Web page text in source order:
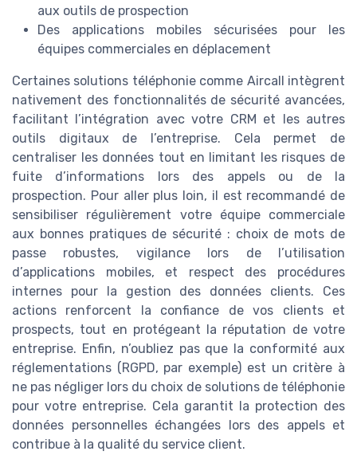
aux outils de prospection
Des applications mobiles sécurisées pour les
équipes commerciales en déplacement
Certaines solutions téléphonie comme Aircall intègrent
nativement des fonctionnalités de sécurité avancées,
facilitant l’intégration avec votre CRM et les autres
outils digitaux de l’entreprise. Cela permet de
centraliser les données tout en limitant les risques de
fuite d’informations lors des appels ou de la
prospection. Pour aller plus loin, il est recommandé de
sensibiliser régulièrement votre équipe commerciale
aux bonnes pratiques de sécurité : choix de mots de
passe robustes, vigilance lors de l’utilisation
d’applications mobiles, et respect des procédures
internes pour la gestion des données clients. Ces
actions renforcent la confiance de vos clients et
prospects, tout en protégeant la réputation de votre
entreprise. Enfin, n’oubliez pas que la conformité aux
réglementations (RGPD, par exemple) est un critère à
ne pas négliger lors du choix de solutions de téléphonie
pour votre entreprise. Cela garantit la protection des
données personnelles échangées lors des appels et
contribue à la qualité du service client.